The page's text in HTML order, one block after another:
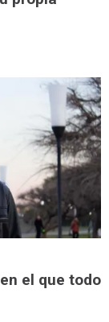
el que todo